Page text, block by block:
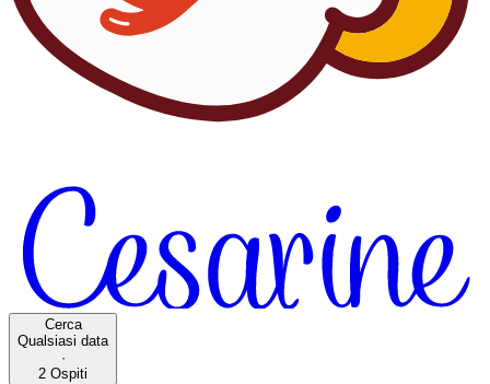
Cerca
Qualsiasi data
·
2 Ospiti